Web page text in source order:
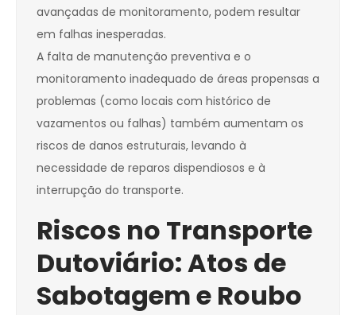
avançadas de monitoramento, podem resultar
em falhas inesperadas.
A falta de manutenção preventiva e o
monitoramento inadequado de áreas propensas a
problemas (como locais com histórico de
vazamentos ou falhas) também aumentam os
riscos de danos estruturais, levando à
necessidade de reparos dispendiosos e à
interrupção do transporte.
Riscos no Transporte
Dutoviário: Atos de
Sabotagem e Roubo